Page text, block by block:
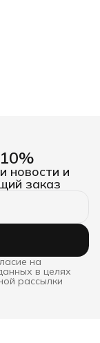
новости и
заказ
на
в целях
рассылки